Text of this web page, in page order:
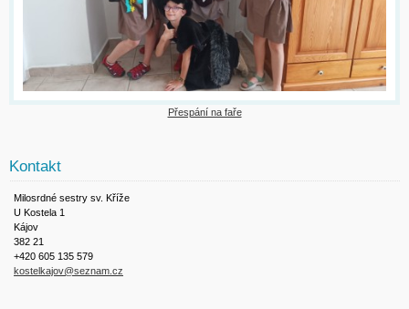
Přespání na faře
Kontakt
Milosrdné sestry sv. Kříže
U Kostela 1
Kájov
382 21
+420 605 135 579
kostelkajov@seznam.cz